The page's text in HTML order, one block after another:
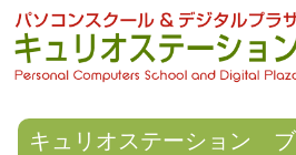
キュリオステーション